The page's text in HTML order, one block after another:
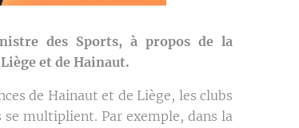
des Sports, à propos de la
et de Hainaut.
de Hainaut et de Liège, les clubs
multiplient. Par exemple, dans la